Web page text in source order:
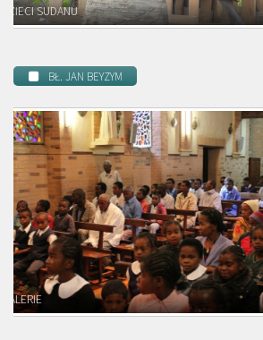
DZIECI ZAMBII
BŁ. JAN BEYZYM
POWOŁANIE MISYJNE